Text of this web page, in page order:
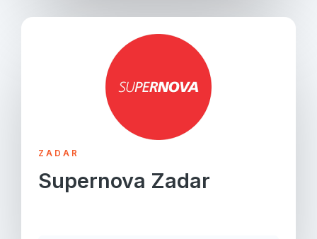
ZADAR
Supernova Zadar